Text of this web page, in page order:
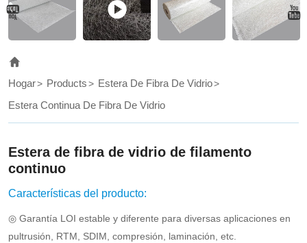
standard
arrangement,
randomly
distributing
them
circles,
and
bonding
Hogar Products
Estera De Fibra De Vidrio
Estera Continua De Fibra De Vidrio
Estera de fibra de vidrio de filamento
continuo
Características del producto:
◎ Garantía LOI estable y diferente para diversas aplicaciones en
pultrusión, RTM, SDIM, compresión, laminación, etc.